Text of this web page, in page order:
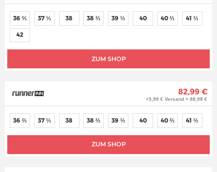
ZUM SHOP
36 ⅔ 37 ⅓ 38 38 ⅔ 39 ⅓ 40 40 ⅔ 41 ⅓
42
82,99 €
+5,99 € Versand = 88,98 €
ZUM SHOP
36 ⅔ 37 ⅓ 38 38 ⅔ 39 ⅓ 40 40 ⅔ 41 ⅓